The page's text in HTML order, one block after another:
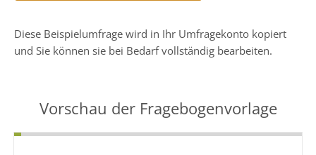
Diese Beispielumfrage wird in Ihr Umfragekonto kopiert
und Sie können sie bei Bedarf vollständig bearbeiten.
Vorschau der Fragebogenvorlage